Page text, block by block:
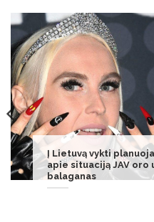
Liveta Kazlauskienė
legendą Nelly
paskambinti“